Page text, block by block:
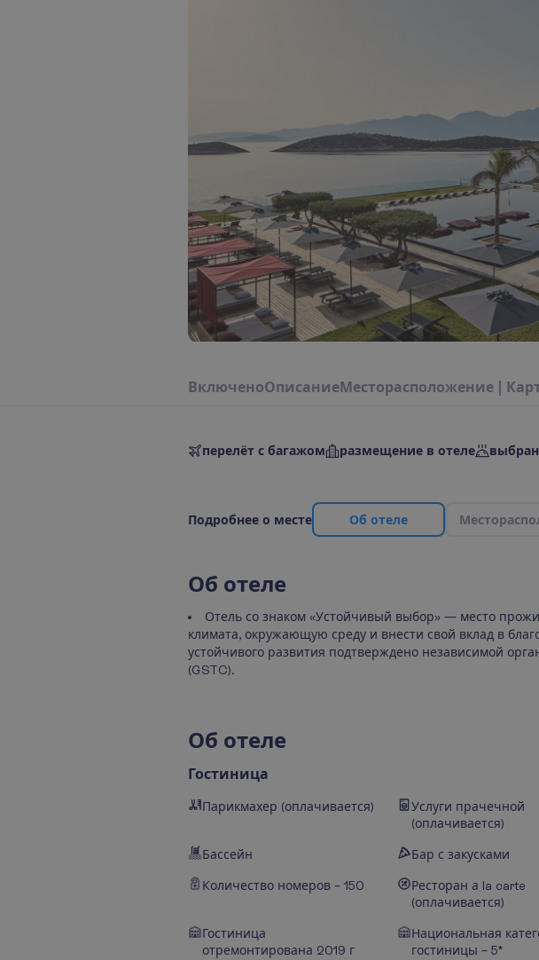
ВключеноОписаниеМесторасположение Кар
перелёт с багажом размещение в отеле
Подробнее о месте Об отеле Местораспо
Об отеле
Отель со знаком «Устойчивый выбор» — место
климата, окружающую среду и внести свой вклад в
устойчивого развития подтверждено независимой
(GSTC).
Об отеле
Гостиница
Парикмахер (оплачивается)
Услуги прачечной
(оплачивается)
Бассейн Бар с закусками
Количество номеров – 150
Ресторан а la carte
(оплачивается)
Гостиница
отремонтирована 2019 г
Национальная
гостиницы – 5*